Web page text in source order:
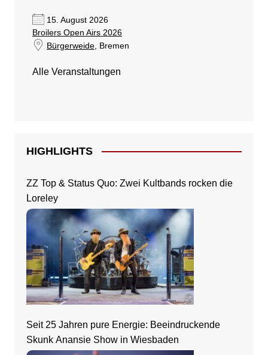
15. August 2026
Broilers Open Airs 2026
Bürgerweide, Bremen
Alle Veranstaltungen
HIGHLIGHTS
ZZ Top & Status Quo: Zwei Kultbands rocken die
Loreley
Seit 25 Jahren pure Energie: Beeindruckende
Skunk Anansie Show in Wiesbaden